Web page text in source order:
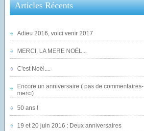
Articles Récents
Adieu 2016, voici venir 2017
MERCI, LA MERE NOËL...
C'est Noël....
Encore un anniversaire ( pas de commentaires-
merci)
50 ans !
19 et 20 juin 2016 : Deux anniversaires